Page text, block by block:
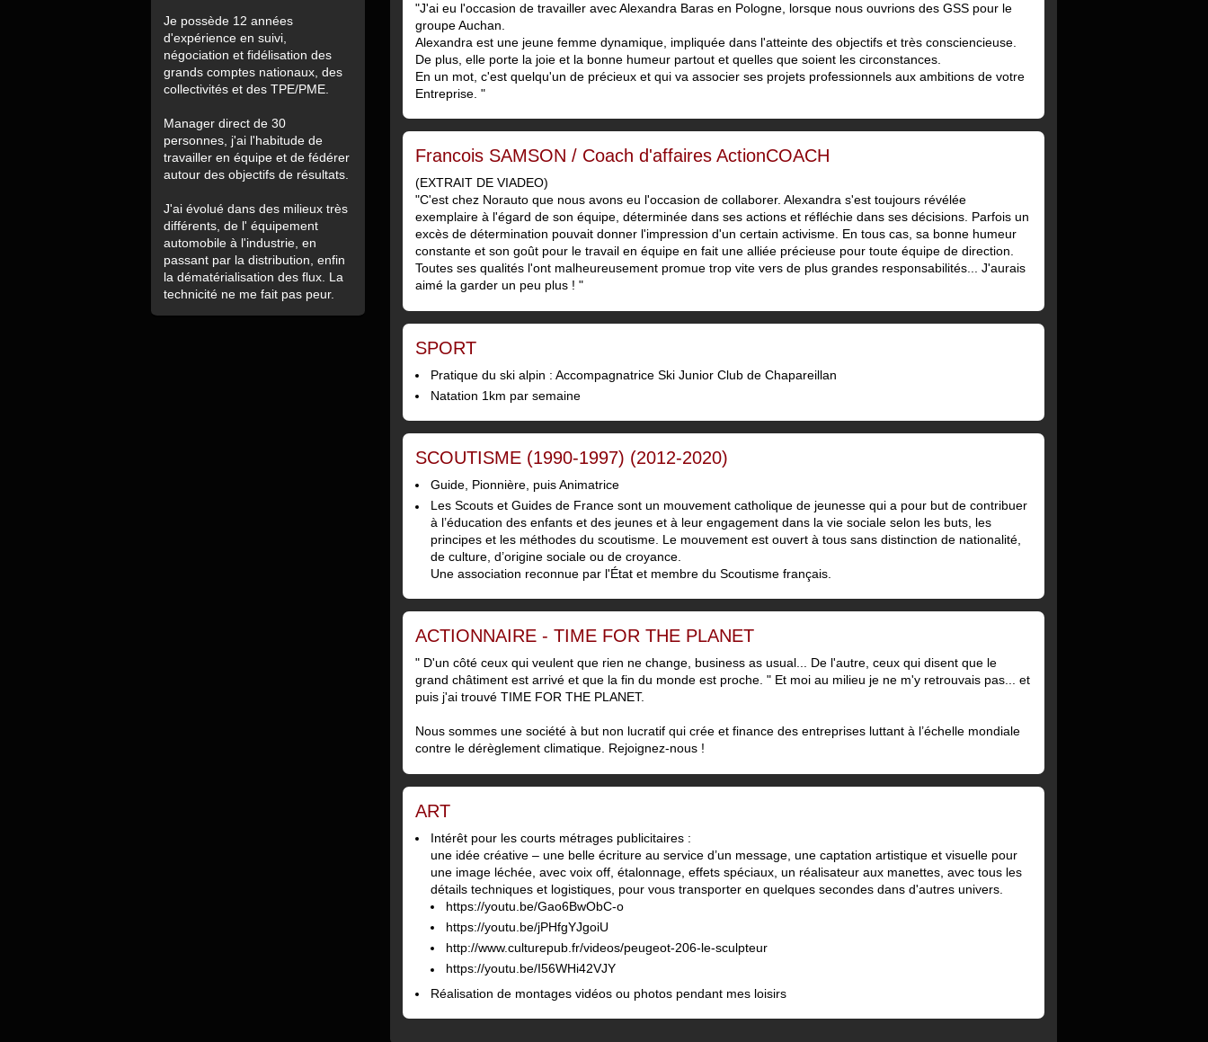
Je possède 12 années
d'expérience en suivi,
négociation et fidélisation des
grands comptes nationaux, des
collectivités et des TPE/PME.
Manager direct de 30
personnes, j'ai l'habitude de
travailler en équipe et de fédérer
autour des objectifs de résultats.
J'ai évolué dans des milieux très
différents, de l' équipement
automobile à l'industrie, en
passant par la distribution, enfin
la dématérialisation des flux. La
technicité ne me fait pas peur.
"J'ai eu l'occasion de travailler avec Alexandra Baras en Pologne, lorsque nous ouvrions des GSS pour le
groupe Auchan.
Alexandra est une jeune femme dynamique, impliquée dans l'atteinte des objectifs et très consciencieuse.
De plus, elle porte la joie et la bonne humeur partout et quelles que soient les circonstances.
En un mot, c'est quelqu'un de précieux et qui va associer ses projets professionnels aux ambitions de votre
Entreprise. "
Francois SAMSON / Coach d'affaires ActionCOACH
(EXTRAIT DE VIADEO)
"C'est chez Norauto que nous avons eu l'occasion de collaborer. Alexandra s'est toujours révélée
exemplaire à l'égard de son équipe, déterminée dans ses actions et réfléchie dans ses décisions. Parfois un
excès de détermination pouvait donner l'impression d'un certain activisme. En tous cas, sa bonne humeur
constante et son goût pour le travail en équipe en fait une alliée précieuse pour toute équipe de direction.
Toutes ses qualités l'ont malheureusement promue trop vite vers de plus grandes responsabilités... J'aurais
aimé la garder un peu plus ! "
SPORT
Pratique du ski alpin : Accompagnatrice Ski Junior Club de Chapareillan
Natation 1km par semaine
SCOUTISME (1990-1997) (2012-2020)
Guide, Pionnière, puis Animatrice
Les Scouts et Guides de France sont un mouvement catholique de jeunesse qui a pour but de contribuer
à l’éducation des enfants et des jeunes et à leur engagement dans la vie sociale selon les buts, les
principes et les méthodes du scoutisme. Le mouvement est ouvert à tous sans distinction de nationalité,
de culture, d’origine sociale ou de croyance.
Une association reconnue par l'État et membre du Scoutisme français.
ACTIONNAIRE - TIME FOR THE PLANET
" D'un côté ceux qui veulent que rien ne change, business as usual... De l'autre, ceux qui disent que le
grand châtiment est arrivé et que la fin du monde est proche. " Et moi au milieu je ne m'y retrouvais pas... et
puis j'ai trouvé TIME FOR THE PLANET.
Nous sommes une société à but non lucratif qui crée et finance des entreprises luttant à l’échelle mondiale
contre le dérèglement climatique. Rejoignez-nous !
ART
Intérêt pour les courts métrages publicitaires :
une idée créative – une belle écriture au service d’un message, une captation artistique et visuelle pour
une image léchée, avec voix off, étalonnage, effets spéciaux, un réalisateur aux manettes, avec tous les
détails techniques et logistiques, pour vous transporter en quelques secondes dans d'autres univers.
https://youtu.be/Gao6BwObC-o
https://youtu.be/jPHfgYJgoiU
http://www.culturepub.fr/videos/peugeot-206-le-sculpteur
https://youtu.be/I56WHi42VJY
Réalisation de montages vidéos ou photos pendant mes loisirs